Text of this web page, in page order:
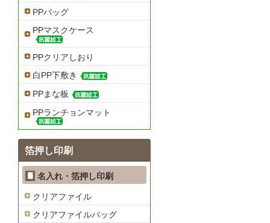
PPバッグ
PPマスクケース
PPクリアしおり
白PP下敷き
PPまな板
PPランチョンマット
箔押し印刷
名入れ・箔押し印刷
クリアファイル
クリアファイルバッグ